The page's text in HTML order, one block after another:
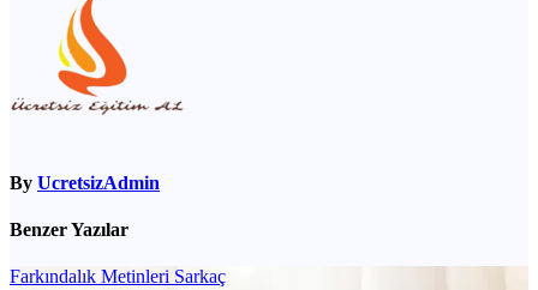
By UcretsizAdmin
Benzer Yazılar
Farkındalık Metinleri Sarkaç